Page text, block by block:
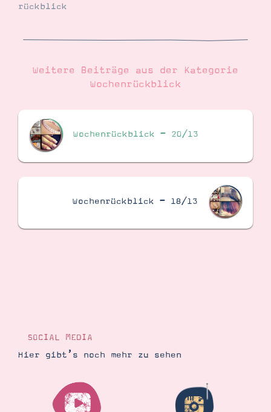
rückblick
Weitere Beiträge aus der Kategorie
Wochenrückblick
Wochenrückblick – 20/13
Wochenrückblick – 18/13
SOCIAL MEDIA
Hier gibt’s noch mehr zu sehen